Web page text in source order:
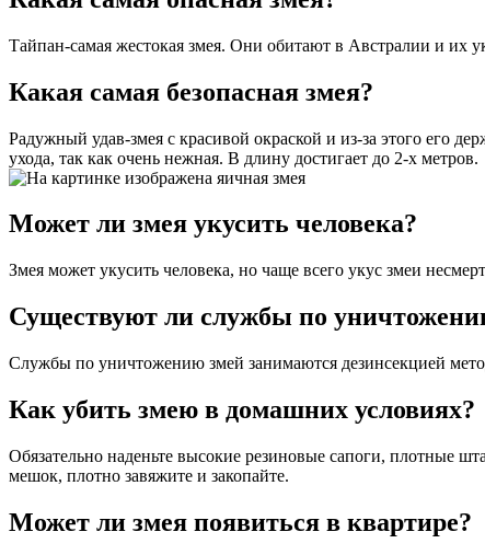
Тайпан-самая жестокая змея. Они обитают в Австралии и их
Какая самая безопасная змея?
Радужный удав-змея с красивой окраской и из-за этого его
ухода, так как очень нежная. В длину достигает до 2-х метров.
Может ли змея укусить человека?
Змея может укусить человека, но чаще всего укус змеи
Существуют ли службы по
Службы по уничтожению змей занимаются дезинсекцией
Как убить змею в домашних условиях?
Обязательно наденьте высокие резиновые сапоги, плотные
мешок, плотно завяжите и закопайте.
Может ли змея появиться в квартире?